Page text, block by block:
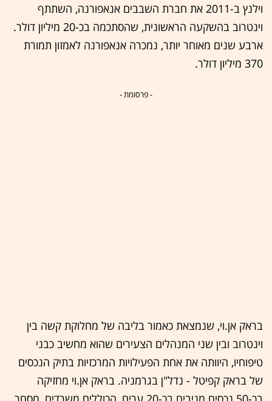
וילנץ ב-2011 את חברת השבבים אנאפורנה, השתתף
וינטרוב בהשקעה הראשונית, שהסתכמה בכ-20 מיליון דולר.
ארבע שנים מאוחר יותר, נמכרה אנאפורנה לאמזון תמורת
370 מיליון דולר.
- פרסומת -
בראק אן.וי, שנמצאת כאמור בליבה של מחלוקת קשה בין
וינטרוב ובין שני המנהלים הצעירים שהוא מחשיב כבני
טיפוחיו, היוותה את אחת הפעילויות המרכזיות בתיק הנכסים
של בראק קפיטל - נדל"ן בגרמניה. בראק אן.וי מחזיקה